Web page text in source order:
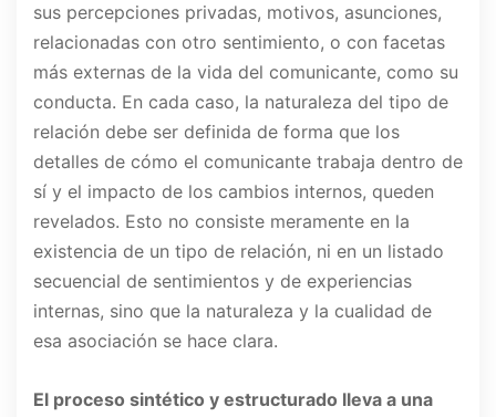
sus percepciones privadas, motivos, asunciones,
relacionadas con otro sentimiento, o con facetas
más externas de la vida del comunicante, como su
conducta. En cada caso, la naturaleza del tipo de
relación debe ser definida de forma que los
detalles de cómo el comunicante trabaja dentro de
sí y el impacto de los cambios internos, queden
revelados. Esto no consiste meramente en la
existencia de un tipo de relación, ni en un listado
secuencial de sentimientos y de experiencias
internas, sino que la naturaleza y la cualidad de
esa asociación se hace clara.
El proceso sintético y estructurado lleva a una